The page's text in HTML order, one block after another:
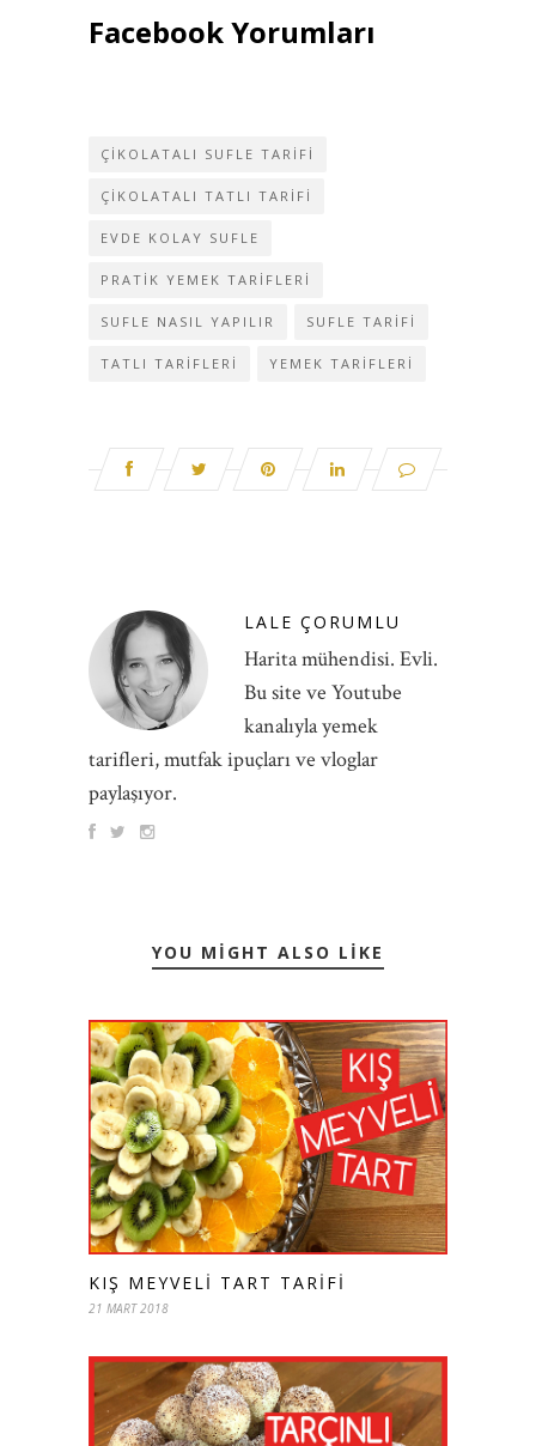
Facebook Yorumları
ÇIKOLATALI SUFLE TARIFI
ÇIKOLATALI TATLI TARIFI
EVDE KOLAY SUFLE
PRATIK YEMEK TARIFLERI
SUFLE NASIL YAPILIR SUFLE TARIFI
TATLI TARIFLERI YEMEK TARIFLERI
LALE ÇORUMLU
Harita mühendisi. Evli.
Bu site ve Youtube
kanalıyla yemek
tarifleri, mutfak ipuçları ve vloglar
paylaşıyor.
YOU MIGHT ALSO LIKE
KIŞ MEYVELI TART TARIFI
21 MART 2018